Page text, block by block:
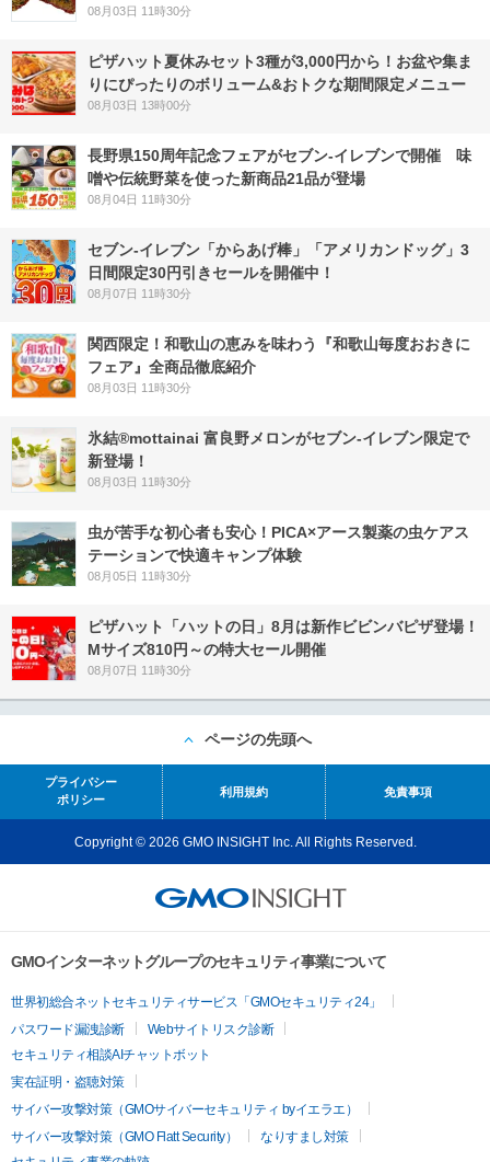
08月03日 11時30分
ピザハット夏休みセット3種が3,000円から！お盆や集ま
りにぴったりのボリューム&おトクな期間限定メニュー
08月03日 13時00分
長野県150周年記念フェアがセブン-イレブンで開催 味
噌や伝統野菜を使った新商品21品が登場
08月04日 11時30分
セブン‐イレブン「からあげ棒」「アメリカンドッグ」3
日間限定30円引きセールを開催中！
08月07日 11時30分
関西限定！和歌山の恵みを味わう『和歌山毎度おおきに
フェア』全商品徹底紹介
08月03日 11時30分
氷結®mottainai 富良野メロンがセブン‐イレブン限定で
新登場！
08月03日 11時30分
虫が苦手な初心者も安心！PICA×アース製薬の虫ケアス
テーションで快適キャンプ体験
08月05日 11時30分
ピザハット「ハットの日」8月は新作ビビンバピザ登場！
Mサイズ810円～の特大セール開催
08月07日 11時30分
ページの先頭へ
プライバシー
ポリシー
利用規約 免責事項
Copyright © 2026 GMO INSIGHT Inc. All Rights Reserved.
GMOインターネットグループのセキュリティ事業について
世界初総合ネットセキュリティサービス「GMOセキュリティ24」
パスワード漏洩診断
Webサイトリスク診断
セキュリティ相談AIチャットボット
実在証明・盗聴対策
サイバー攻撃対策（GMOサイバーセキュリティ byイエラエ）
サイバー攻撃対策（GMO Flatt Security）
なりすまし対策